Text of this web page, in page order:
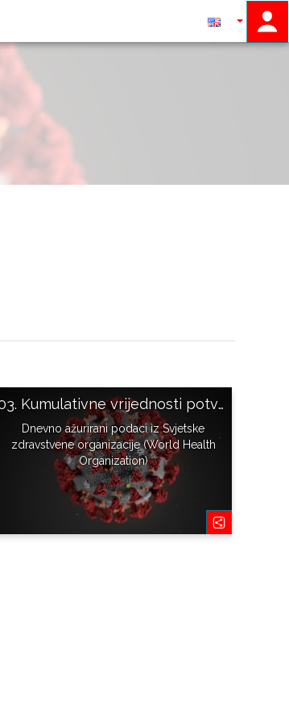
03. Kumulativne vrijednosti potvrđenih slučajeva
Dnevno ažurirani podaci iz Svjetske
zdravstvene organizacije (World Health
Organization)